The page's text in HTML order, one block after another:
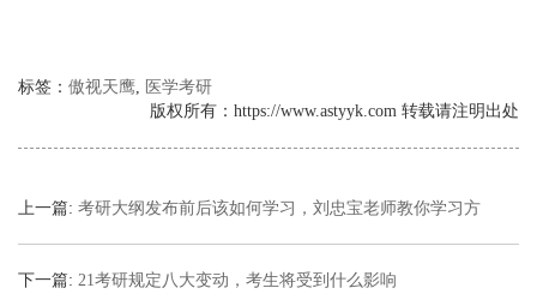
标签： 傲视天鹰
医学考研
版权所有：https://www.astyyk.com 转载请注明出处
上一篇: 考研大纲发布前后该如何学习，刘忠宝老师教你学习方
法！！！
下一篇: 21考研规定八大变动，考生将受到什么影响